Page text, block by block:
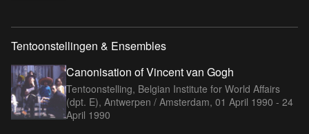
Tentoonstellingen & Ensembles
Canonisation of Vincent van Gogh
Tentoonstelling, Belgian Institute for World Affairs
(dpt. E), Antwerpen / Amsterdam, 01 April 1990 - 24
April 1990